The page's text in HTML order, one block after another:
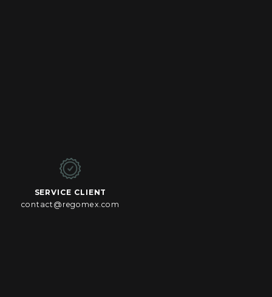
SERVICE CLIENT
contact@regomex.com